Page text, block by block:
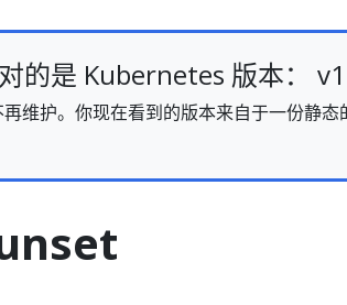
的是 Kubernetes 版本：
维护。你现在看到的版本来自于一份静态